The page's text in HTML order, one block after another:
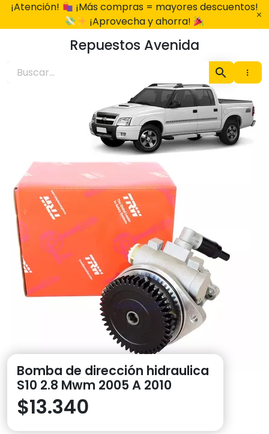
¡Atención!
¡Más compras = mayores descuentos!
¡Aprovecha y ahorra!
Repuestos Avenida
Bomba de dirección hidraulica
S10 2.8 Mwm 2005 A 2010
$13.340